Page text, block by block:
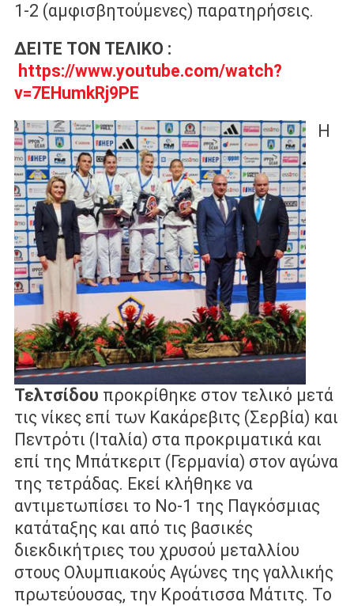
1-2 (αμφισβητούμενες) παρατηρήσεις.
ΔΕΙΤΕ ΤΟΝ ΤΕΛΙΚΟ :
https://www.youtube.com/watch?
v=7EHumkRj9PE
Η
Τελτσίδου προκρίθηκε στον τελικό μετά
τις νίκες επί των Κακάρεβιτς (Σερβία) και
Πεντρότι (Ιταλία) στα προκριματικά και
επί της Μπάτκεριτ (Γερμανία) στον αγώνα
της τετράδας. Εκεί κλήθηκε να
αντιμετωπίσει το Νο-1 της Παγκόσμιας
κατάταξης και από τις βασικές
διεκδικήτριες του χρυσού μεταλλίου
στους Ολυμπιακούς Αγώνες της γαλλικής
πρωτεύουσας, την Κροάτισσα Μάτιτς. Το